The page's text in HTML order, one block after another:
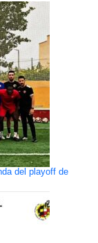
del playoff de